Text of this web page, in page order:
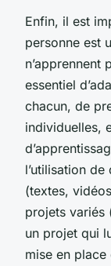
Enfin, il est
personne est
n’apprennent
essentiel
chacun, de
individuelles,
l’utilisation
(textes,
projets variés
un projet qui
mise en place